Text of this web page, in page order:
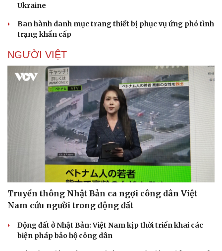
Ukraine
Ban hành danh mục trang thiết bị phục vụ ứng phó tình
trạng khẩn cấp
NGƯỜI VIỆT
Truyền thông Nhật Bản ca ngợi công dân Việt
Nam cứu người trong động đất
Động đất ở Nhật Bản: Việt Nam kịp thời triển khai các
biện pháp bảo hộ công dân